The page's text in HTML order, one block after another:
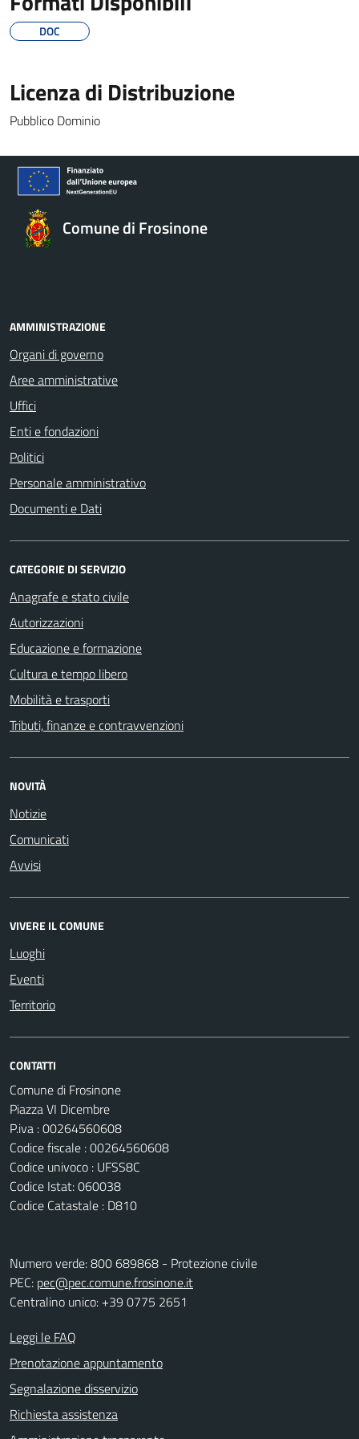
DOC
Licenza di Distribuzione
Pubblico Dominio
Comune di Frosinone
AMMINISTRAZIONE
Organi di governo
Aree amministrative
Uffici
Enti e fondazioni
Politici
Personale amministrativo
Documenti e Dati
CATEGORIE DI SERVIZIO
Anagrafe e stato civile
Autorizzazioni
Educazione e formazione
Cultura e tempo libero
Mobilità e trasporti
Tributi, finanze e contravvenzioni
NOVITÀ
Notizie
Comunicati
Avvisi
VIVERE IL COMUNE
Luoghi
Eventi
Territorio
CONTATTI
Comune di Frosinone
Piazza VI Dicembre
P.iva : 00264560608
Codice fiscale : 00264560608
Codice univoco : UFSS8C
Codice Istat: 060038
Codice Catastale : D810
Numero verde: 800 689868 - Protezione civile
PEC: pec@pec.comune.frosinone.it
Centralino unico: +39 0775 2651
Leggi le FAQ
Prenotazione appuntamento
Segnalazione disservizio
Richiesta assistenza